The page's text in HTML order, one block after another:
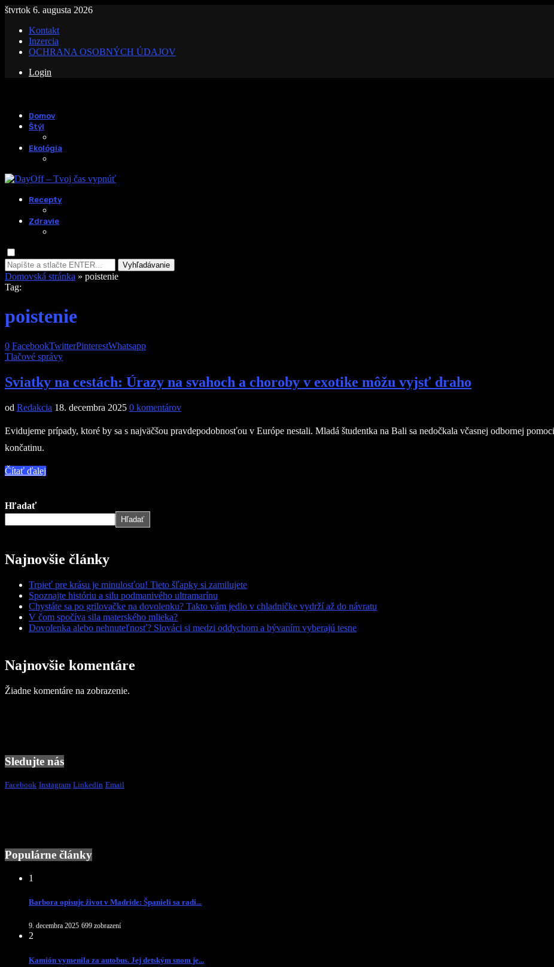
štvrtok 6. augusta 2026
Kontakt
Inzercia
OCHRANA OSOBNÝCH ÚDAJOV
Login
Domov
Štýl
Ekológia
Recepty
Zdravie
Vyhľadávanie
Domovská stránka » poistenie
Tag:
poistenie
0 FacebookTwitterPinterestWhatsapp
Tlačové správy
Sviatky na cestách: Úrazy na svahoch a choroby v exotike môžu vyjsť draho
od Redakcia 18. decembra 2025 0 komentárov
Evidujeme prípady, ktoré by sa s najväčšou pravdepodobnosťou v Európe nestali. Mladá študentka na Bali sa nedočkala včasnej odbornej
končatinu.
Čítať ďalej
Hľadať
Hľadať
Najnovšie články
Trpieť pre krásu je minulosťou! Tieto šľapky si zamilujete
Spoznajte históriu a silu podmanivého ultramarínu
Chystáte sa po grilovačke na dovolenku? Takto vám jedlo v chladničke vydrží až do návratu
V čom spočíva sila materského mlieka?
Dovolenka alebo nehnuteľnosť? Slováci si medzi oddychom a bývaním vyberajú tesne
Najnovšie komentáre
Žiadne komentáre na zobrazenie.
Sledujte nás
Facebook Instagram Linkedin Email
Populárne články
1
Barbora opisuje život v Madride: Španieli sa radi...
9. decembra 2025 699 zobrazení
2
Kamión vymenila za autobus. Jej detským snom je...